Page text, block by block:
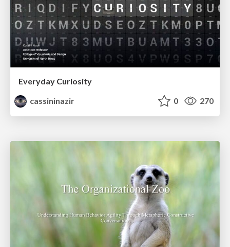
Everyday Curiosity
cassininazir
0 270